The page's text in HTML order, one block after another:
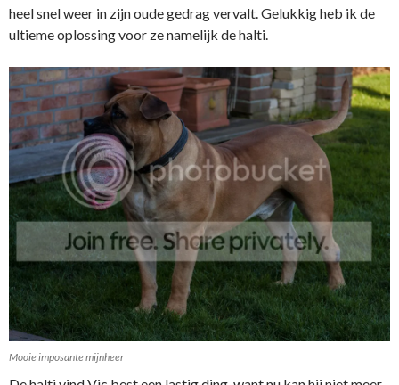
heel snel weer in zijn oude gedrag vervalt. Gelukkig heb ik de
ultieme oplossing voor ze namelijk de halti.
Mooie imposante mijnheer